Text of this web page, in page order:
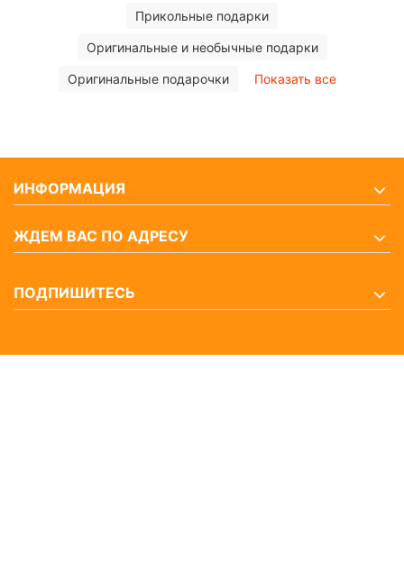
Прикольные подарки
Оригинальные и необычные подарки
Оригинальные подарочки Показать все
ИНФОРМАЦИЯ
ЖДЕМ ВАС ПО АДРЕСУ
ПОДПИШИТЕСЬ